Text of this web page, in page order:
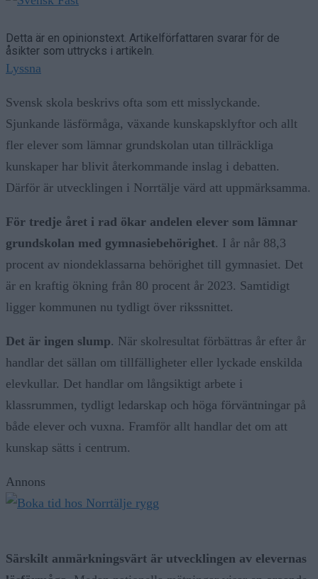
Detta är en opinionstext. Artikelförfattaren svarar för de
åsikter som uttrycks i artikeln.
Lyssna
Svensk skola beskrivs ofta som ett misslyckande.
Sjunkande läsförmåga, växande kunskapsklyftor och allt
fler elever som lämnar grundskolan utan tillräckliga
kunskaper har blivit återkommande inslag i debatten.
Därför är utvecklingen i Norrtälje värd att uppmärksamma.
För tredje året i rad ökar andelen elever som lämnar
grundskolan med gymnasiebehörighet. I år når 88,3
procent av niondeklassarna behörighet till gymnasiet. Det
är en kraftig ökning från 80 procent år 2023. Samtidigt
ligger kommunen nu tydligt över rikssnittet.
Det är ingen slump. När skolresultat förbättras år efter år
handlar det sällan om tillfälligheter eller lyckade enskilda
elevkullar. Det handlar om långsiktigt arbete i
klassrummen, tydligt ledarskap och höga förväntningar på
både elever och vuxna. Framför allt handlar det om att
kunskap sätts i centrum.
Annons
Särskilt anmärkningsvärt är utvecklingen av elevernas